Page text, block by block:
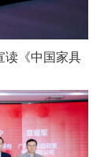
《中国家具